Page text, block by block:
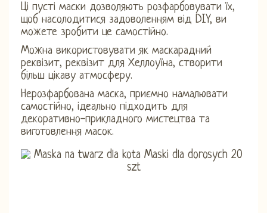
Ці пусті маски дозволяють розфарбовувати їх,
щоб насолодитися задоволенням від DIY, ви
можете зробити це самостійно.
Можна використовувати як маскарадний
реквізит, реквізит для Хеллоуїна, створити
більш цікаву атмосферу.
Нерозфарбована маска, приємно намалювати
самостійно, ідеально підходить для
декоративно-прикладного мистецтва та
виготовлення масок.